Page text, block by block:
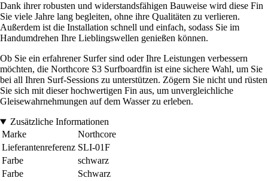
Dank ihrer robusten und widerstandsfähigen Bauweise wird diese Fin
Sie viele Jahre lang begleiten, ohne ihre Qualitäten zu verlieren.
Außerdem ist die Installation schnell und einfach, sodass Sie im
Handumdrehen Ihre Lieblingswellen genießen können.
Ob Sie ein erfahrener Surfer sind oder Ihre Leistungen verbessern
möchten, die Northcore S3 Surfboardfin ist eine sichere Wahl, um Sie
bei all Ihren Surf-Sessions zu unterstützen. Zögern Sie nicht und rüsten
Sie sich mit dieser hochwertigen Fin aus, um unvergleichliche
Gleisewahrnehmungen auf dem Wasser zu erleben.
Zusätzliche Informationen
Marke
Northcore
Lieferantenreferenz SLI-01F
Farbe
schwarz
Farbe
Schwarz